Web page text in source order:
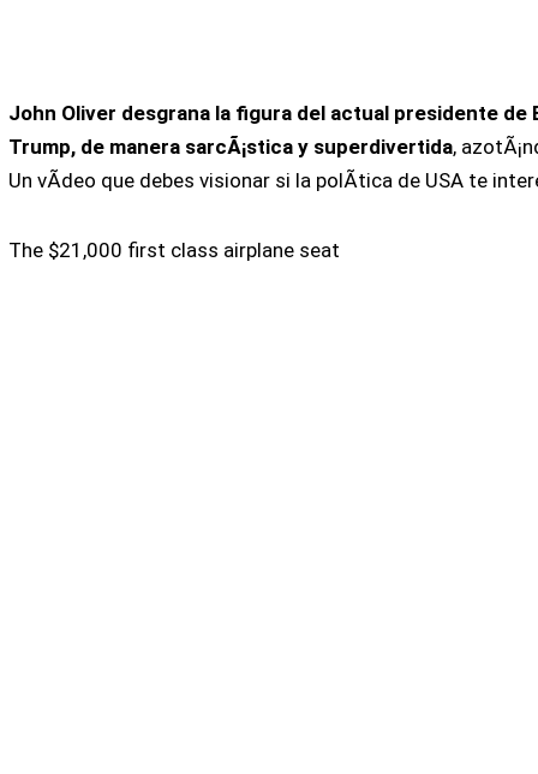
John Oliver desgrana la figura del actual presidente de
Trump, de manera sarcÃ¡stica y superdivertida,
Un vÃ­deo que debes visionar si la polÃ­tica de USA te
The $21,000 first class airplane seat